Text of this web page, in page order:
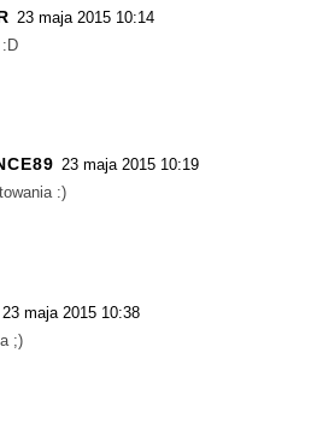
23 maja 2015 10:14
23 maja 2015 10:19
:)
23 maja 2015 10:38
;)